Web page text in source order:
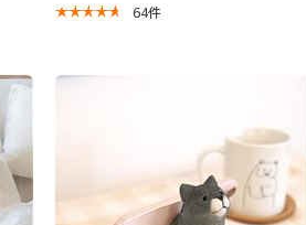
64件